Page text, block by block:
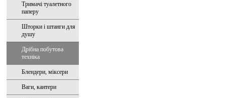
Тримачі туалетного
паперу
Шторки і штанги для
душу
Дрібна побутова
техніка
Блендери, міксери
Ваги, кантери